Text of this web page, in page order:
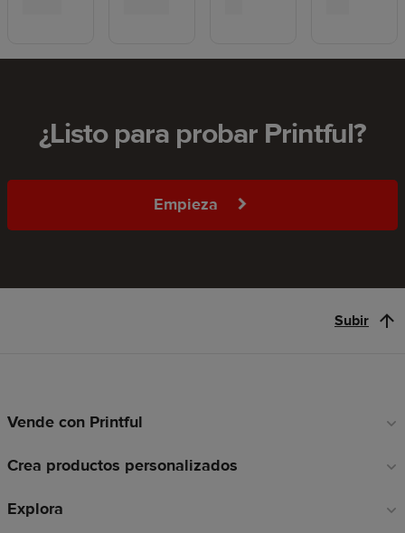
¿Listo para probar Printful?
Empieza
Subir
Enlaces
pie
página
Vende con Printful
Crea productos personalizados
Explora